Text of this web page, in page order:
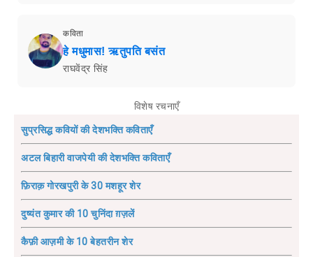
कविता
हे मधुमास! ऋतुपति बसंत
राघवेंद्र सिंह
विशेष रचनाएँ
सुप्रसिद्ध कवियों की देशभक्ति कविताएँ
अटल बिहारी वाजपेयी की देशभक्ति कविताएँ
फ़िराक़ गोरखपुरी के 30 मशहूर शेर
दुष्यंत कुमार की 10 चुनिंदा ग़ज़लें
कैफ़ी आज़मी के 10 बेहतरीन शेर